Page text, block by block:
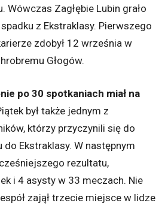
Wówczas Zagłębie Lubin grało
z Ekstraklasy. Pierwszego
zdobył 12 września w
Głogów.
po 30 spotkaniach miał na
był także jednym z
którzy przyczynili się do
Ekstraklasy. W następnym
rezultatu,
i 4 asysty w 33 meczach. Nie
zajął trzecie miejsce w lidze